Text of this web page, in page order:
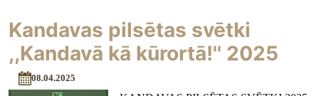
Kandavas pilsētas svētki
,,Kandavā kā kūrortā!'' 2025
08.04.2025